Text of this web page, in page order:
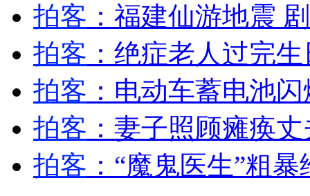
安徽一实载49人客车翻车
拍客 ：福建仙游地震
拍客 ：绝症老人过完
拍客 ：电动车蓄电池
拍客 ：妻子照顾瘫痪
拍客 ：“魔鬼医生”粗